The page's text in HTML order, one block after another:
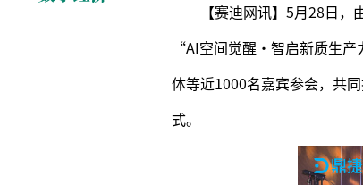
【赛迪网讯】5月28日
“AI空间觉醒·智启新质生
体等近1000名嘉宾参会，共
式。